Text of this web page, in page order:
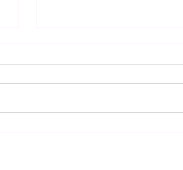
師走突入前のアレコレ！